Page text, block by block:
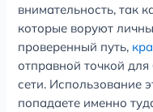
внимательность, так
которые воруют
проверенный путь,
отправной точкой
сети. Использование
попадаете именно